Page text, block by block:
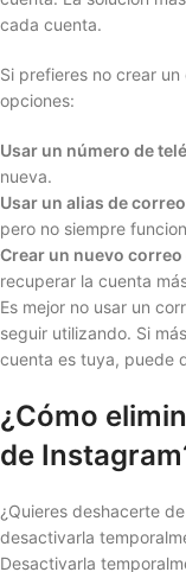
cada cuenta.
Si prefieres no crear
opciones:
Usar un número de
nueva.
Usar un alias de
pero no siempre
Crear un nuevo
recuperar la cuenta
Es mejor no usar un
seguir utilizando. Si
cuenta es tuya, puede
¿Cómo
de
¿Quieres deshacerte
desactivarla
Desactivarla